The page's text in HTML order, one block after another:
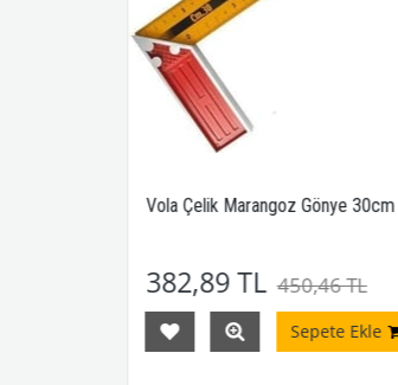
Vola Çelik Marangoz Gönye 30cm
382,89 TL 450,46 TL
Sepete Ekle